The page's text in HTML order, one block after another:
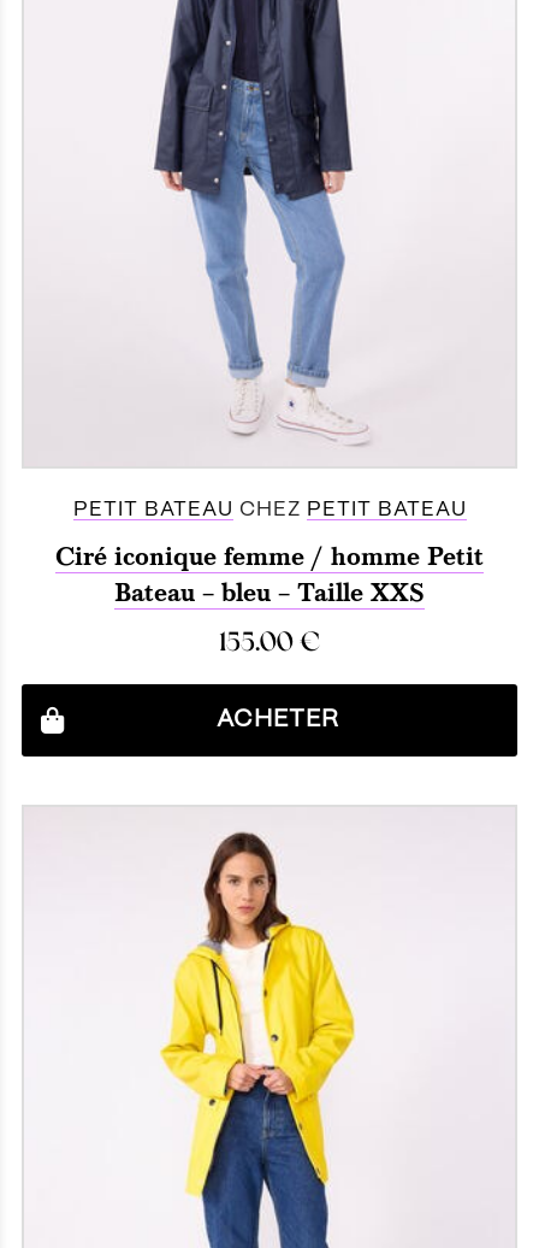
PETIT BATEAU CHEZ PETIT BATEAU
Ciré iconique femme / homme Petit
Bateau – bleu – Taille XXS
155.00 €
ACHETER